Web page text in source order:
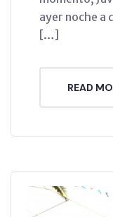
ayer noche a
[…]
READ